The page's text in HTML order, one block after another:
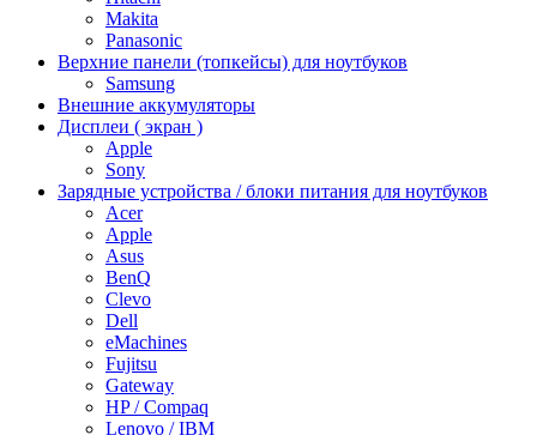
Makita
Panasonic
Верхние панели (топкейсы) для ноутбуков
Samsung
Внешние аккумуляторы
Дисплеи ( экран )
Apple
Sony
Зарядные устройства / блоки питания для ноутбуков
Acer
Apple
Asus
BenQ
Clevo
Dell
eMachines
Fujitsu
Gateway
HP / Compaq
Lenovo / IBM